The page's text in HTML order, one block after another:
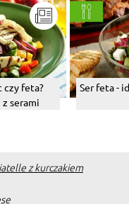
czy feta?
serami
Ser feta -
z kurczakiem